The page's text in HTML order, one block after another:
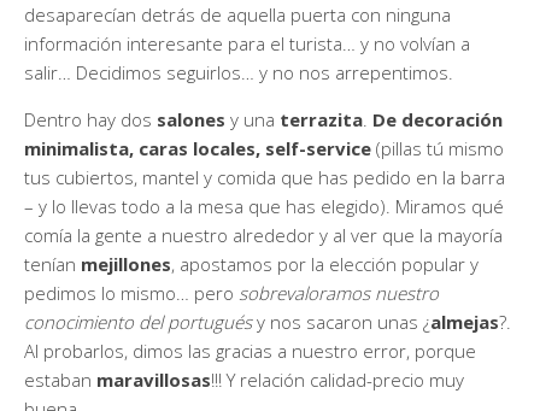
desaparecían detrás de aquella puerta con ninguna
información interesante para el turista… y no volvían a
salir… Decidimos seguirlos… y no nos arrepentimos.
Dentro hay dos salones y una terrazita. De decoración
minimalista, caras locales, self-service (pillas tú mismo
tus cubiertos, mantel y comida que has pedido en la barra
– y lo llevas todo a la mesa que has elegido). Miramos qué
comía la gente a nuestro alrededor y al ver que la mayoría
tenían mejillones, apostamos por la elección popular y
pedimos lo mismo… pero sobrevaloramos nuestro
conocimiento del portuguésy nos sacaron unas ¿almejas?.
Al probarlos, dimos las gracias a nuestro error, porque
estaban maravillosas!!! Y relación calidad-precio muy